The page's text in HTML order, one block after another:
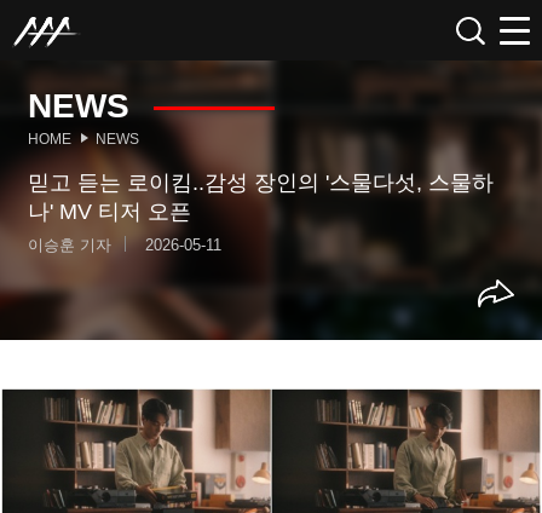
NEWS
HOME NEWS
믿고 듣는 로이킴..감성 장인의 '스물다섯, 스물하
나' MV 티저 오픈
이승훈 기자 2026-05-11